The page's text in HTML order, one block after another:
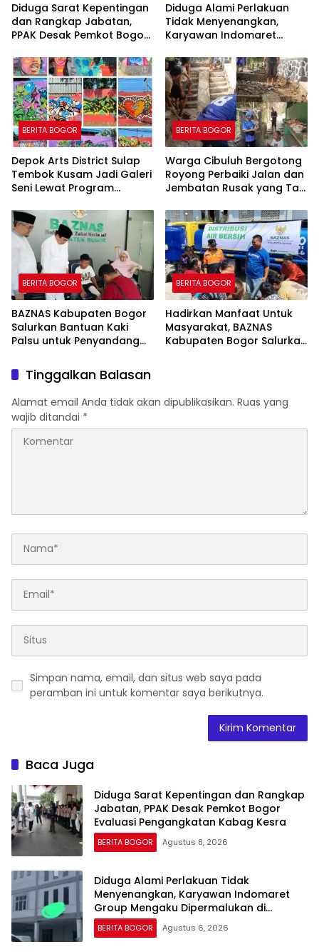
Diduga Sarat Kepentingan
dan Rangkap Jabatan,
PPAK Desak Pemkot Bogor
Kabag Kesra
Diduga Alami Perlakuan
Tidak Menyenangkan,
Karyawan Indomaret
Dipermalukan di Hadapan
Rekan Kerja
BERITA BOGOR
Depok Arts District Sulap
Tembok Kusam Jadi Galeri
Seni Lewat Program
BERITA BOGOR
Warga Cibuluh Bergotong
Royong Perbaiki Jalan dan
Jembatan Rusak yang Tak
BERITA BOGOR
BAZNAS Kabupaten Bogor
Salurkan Bantuan Kaki
Palsu untuk Penyandang
Kepedulian dalam
Program “Bogor Peduli”
BERITA BOGOR
Hadirkan Manfaat Untuk
Masyarakat, BAZNAS
Kabupaten Bogor Salurkan
Tinggalkan Balasan
Alamat email Anda tidak akan dipublikasikan. Ruas yang
wajib ditandai *
Simpan nama, email, dan situs web saya pada
peramban ini untuk komentar saya berikutnya.
Baca Juga
Diduga Sarat Kepentingan dan Rangkap
Jabatan, PPAK Desak Pemkot Bogor
Evaluasi Pengangkatan Kabag Kesra
BERITA BOGOR Agustus 8, 2026
Diduga Alami Perlakuan Tidak
Menyenangkan, Karyawan Indomaret
Group Mengaku Dipermalukan di
Hadapan Rekan Kerja
BERITA BOGOR Agustus 6, 2026